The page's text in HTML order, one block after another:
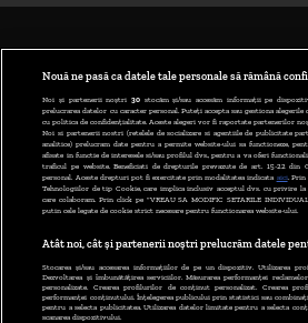
ABONARE DIGI TV
GESTIONAȚI
CODUL DIGI24
CAMERE WEB
CONTACT/INFO
Nouă ne pasă ca datele tale personale să rămână
Noi și partenerii noștri 30stocăm și/sau accesăm informații pe
prelucrarea datelor cu caracter personal. Puteți accepta sau gestiona
cu politica de confidențialitate. Aceste alegeri vor fi raportate partenerilor
Noi si partenerii nostri (retelele de socializare si agentiile de publicitate
analitice) prelucram date pentru a permite website-ului sa functioneze,
afisate in functie de interesele si/sau profilul dvs., pentru a va oferi
traficul pe website. Beneficiati de drepturile prevazute de art. 15-22 din
personal. Aceste drepturi pot fi exercitate prin modalitatea indicata aici. Prin
Tehnologiilor de tip Cookie, care implica inclusiv acceptul dvs. cu privire la
care colaboram. Prin click pe “VREAU SA MODIFIC SETARILE
putin cele legate de cookie strict necesare pentru functionarea website-ului.
Atât noi, cât și partenerii noștri prelucrăm datele
Stocarea și/sau accesarea informațiilor de pe un dispozitiv. Utilizarea
Dezvoltarea și îmbunătățirea serviciilor. Măsurarea performanței
personalizate. Crearea profilurilor de conținut personalizat. Crearea
performanței conținutului. Înțelegerea publicului prin statistici sau
pentru a selecta publicitatea. Utilizarea datelor limitate pentru a selecta
scanarea dispozitivului.